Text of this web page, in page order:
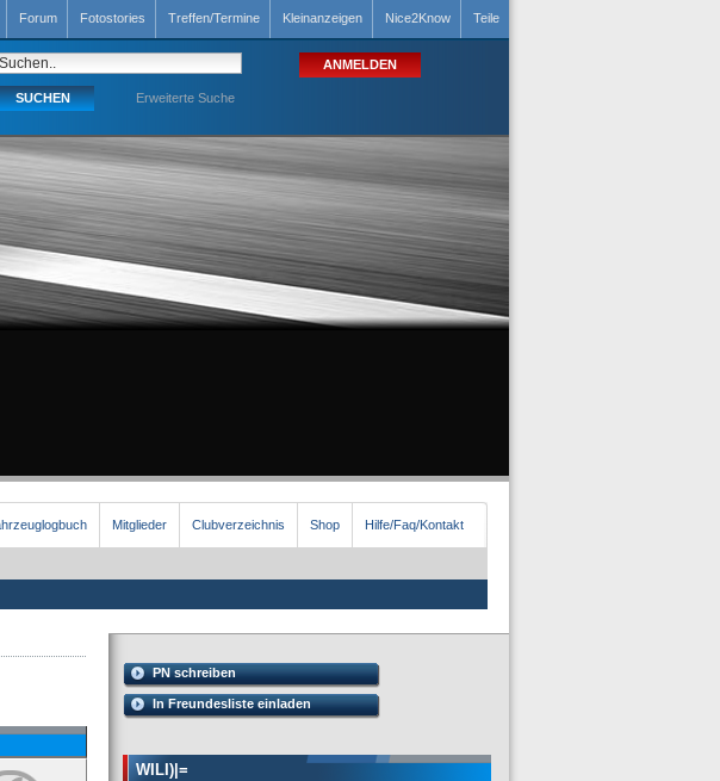
Forum Fotostories Treffen/Termine Kleinanzeigen Nice2Know Teile
Erweiterte Suche
Mitglieder Clubverzeichnis Shop Hilfe/Faq/Kontakt
PN schreiben
In Freundesliste einladen
WILI)|=